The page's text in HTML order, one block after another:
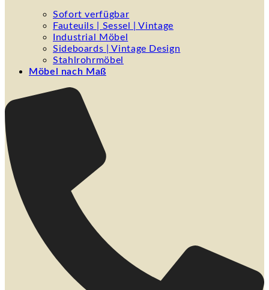
Sofort verfügbar
Fauteuils | Sessel | Vintage
Industrial Möbel
Sideboards | Vintage Design
Stahlrohrmöbel
Möbel nach Maß